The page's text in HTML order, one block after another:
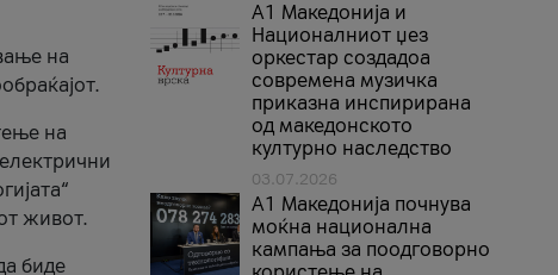
на
на
живот.
биде
А1 Македонија и
Националниот џез
оркестар создадоа
современа музичка
приказна инспирирана
од македонското
културно наследство
03.07.2026
A1 Македонија почнува
моќна национална
кампања за поодговорно